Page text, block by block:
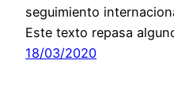
seguimiento
Este texto repasa
18/03/2020